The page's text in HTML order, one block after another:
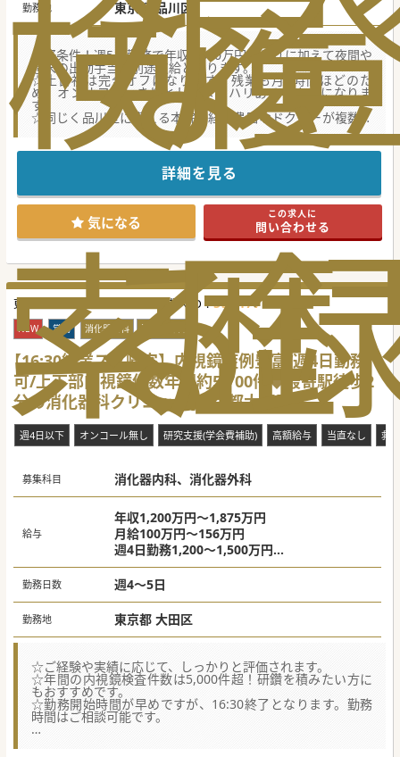
検
索
な
る
履
歴
勤務地 東京都 品川区
☆好条件！週5日勤務で年収2,000万円、それに加えて夜間や
週末の出動手当は別途支給となります。
☆土日祝は完全オフになります。残業も月5時間ほどのた
め、オンオフはっきりとしたメリハリある働き方になりま
す。
☆同じく品川区に構える本院に経験豊富なドクターが複数在
籍、Slack等でタイムリーに相談できるストレスない環境で
■患者数増加と地域医療貢献のため1年前に開設している分
院です。地域の特性を熟知している法人でのご勤務になりま
す。
■現在ご勤務中の常勤ドクターがご家庭のご事情で已む無く
この6月末でご退職されます。その欠員を埋める募集です。
■訪問診療のご経験は一切問いません。科目も不問です。ご
経験よりも在宅医療への熱い“志”や“想い”を最重視しており
ます。
【職場環境と雰囲気】
■本院も含めて医師同士のカンファレンスやSlackでの相談
体制を構築。気軽にご質問や情報共有ができる風通しの良い
環境です。
■院長は本院で長く常勤勤務をされてきた方でとても温厚な
先生です。訪問診療のご経験も豊富な方ですのでご安心下さ
い。
■医師に限らず、看護師や職員・スタッフも30～40代と若
く、フットワークの軽い風土です。メリハリある働き方が可
能です。
【具体的な業務内容】
■看護師もしくは医療アシスタント、ドライバーとの3名体
で幅広く、様々な症状や疾患、その症例を経験頂けます。
■土日祝は完全オフになります。夜間や週末のOCについて
＃秋入職可
詳細を見る
気になる この求人に
問い合わせる
更新日 : 医師求人ID :550477
NEW 常勤 消化器内科 消化器外科
【16:30終業スグ帰宅】内視鏡症例豊富/週4日勤務
可/上下部内視鏡件数年間約5,700件◆最寄駅徒歩2
分の消化器科クリニック[東京都大田区]
週4日以下 オンコール無し 研究支援(学会費補助) 高額給与 当直なし 救
募集科目 消化器内科、消化器外科
給与
年収1,200万円～1,875万円
月給100万円～156万円
週4日勤務1,200～1,500万円
週5日勤務1,500～1,875万円
※スキルと経験により応相談
勤務日数 週4～5日
勤務地 東京都 大田区
☆ご経験や実績に応じて、しっかりと評価されます。
☆年間の内視鏡検査件数は5,000件超！研鑽を積みたい方に
もおすすめです。
☆勤務開始時間が早めですが、16:30終了となります。勤務
時間はご相談可能です。